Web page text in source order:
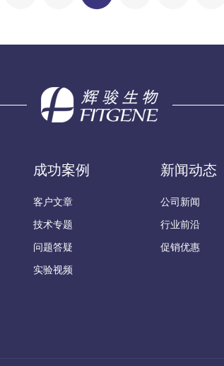
成功案例
客户文章
技术专题
问题答疑
实验视频
新闻动态
公司新闻
行业前沿
促销优惠